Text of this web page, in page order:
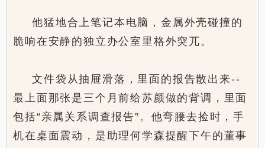
他猛地合上笔记本电脑，金属外壳碰撞的
脆响在安静的独立办公室里格外突兀。
文件袋从抽屉滑落，里面的报告散出来--
最上面那张是三个月前给苏颜做的背调，里面
包括“亲属关系调查报告”。他弯腰去捡时，手
机在桌面震动，是助理何学森提醒下午的董事